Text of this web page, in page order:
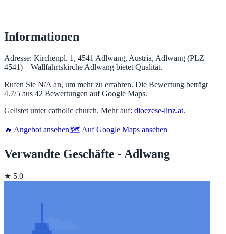
Informationen
Adresse: Kirchenpl. 1, 4541 Adlwang, Austria, Adlwang (PLZ
4541) – Wallfahrtskirche Adlwang bietet Qualität.
Rufen Sie N/A an, um mehr zu erfahren. Die Bewertung beträgt
4.7/5 aus 42 Bewertungen auf Google Maps.
Gelistet unter catholic church. Mehr auf: dioezese-linz.at.
🔥 Angebot ansehen🗺️ Auf Google Maps ansehen
Verwandte Geschäfte - Adlwang
★ 5.0